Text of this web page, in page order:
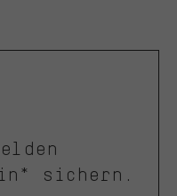
sichern.